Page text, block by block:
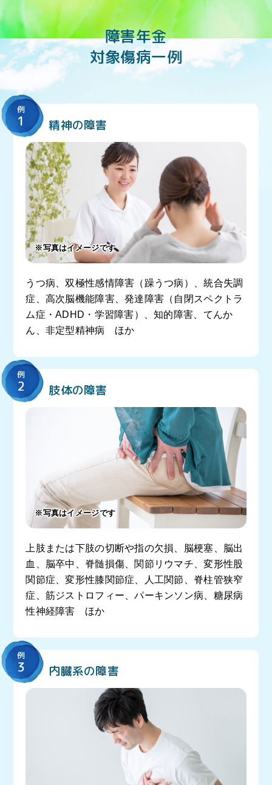
障害年金
対象傷病一例
例
1 精神の障害
※写真はイメージです
うつ病、双極性感情障害（躁うつ病）、統合失調
症、高次脳機能障害、発達障害（自閉スペクトラ
ム症・ADHD・学習障害）、知的障害、てんか
ん、非定型精神病 ほか
例
2 肢体の障害
※写真はイメージです
上肢または下肢の切断や指の欠損、脳梗塞、脳出
血、脳卒中、脊髄損傷、関節リウマチ、変形性股
関節症、変形性膝関節症、人工関節、脊柱管狭窄
症、筋ジストロフィー、パーキンソン病、糖尿病
性神経障害 ほか
例
3 内臓系の障害